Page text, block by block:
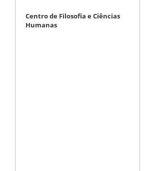
Centro de Filosofia e Ciências
Humanas